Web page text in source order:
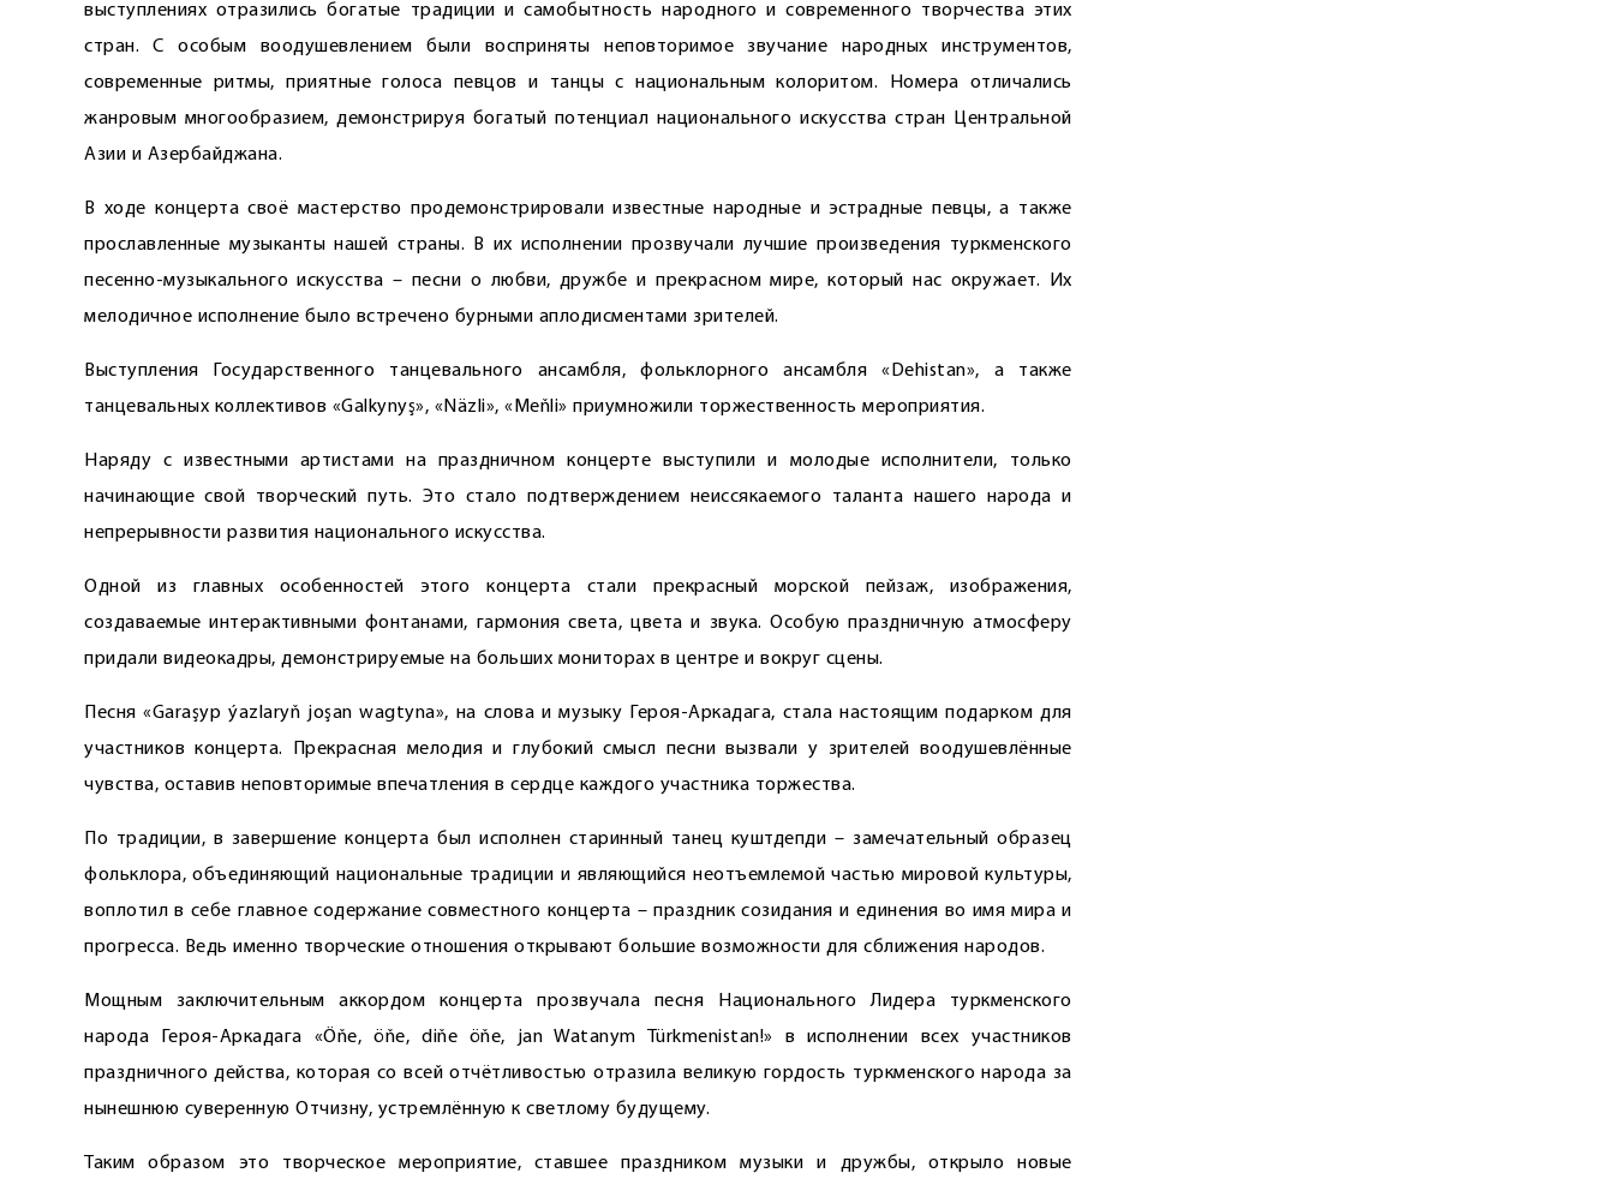
выступлениях отразились богатые традиции и самобытность народного и современного творчества этих
стран. С особым воодушевлением были восприняты неповторимое звучание народных инструментов,
современные ритмы, приятные голоса певцов и танцы с национальным колоритом. Номера отличались
жанровым многообразием, демонстрируя богатый потенциал национального искусства стран Центральной
Азии и Азербайджана.
В ходе концерта своё мастерство продемонстрировали известные народные и эстрадные певцы, а также
прославленные музыканты нашей страны. В их исполнении прозвучали лучшие произведения туркменского
песенно-музыкального искусства – песни о любви, дружбе и прекрасном мире, который нас окружает. Их
мелодичное исполнение было встречено бурными аплодисментами зрителей.
Выступления Государственного танцевального ансамбля, фольклорного ансамбля «Dehistan», а также
танцевальных коллективов «Galkynyş», «Näzli», «Meňli» приумножили торжественность мероприятия.
Наряду с известными артистами на праздничном концерте выступили и молодые исполнители, только
начинающие свой творческий путь. Это стало подтверждением неиссякаемого таланта нашего народа и
непрерывности развития национального искусства.
Одной из главных особенностей этого концерта стали прекрасный морской пейзаж, изображения,
создаваемые интерактивными фонтанами, гармония света, цвета и звука. Особую праздничную атмосферу
придали видеокадры, демонстрируемые на больших мониторах в центре и вокруг сцены.
Песня «Garaşyp ýazlaryň joşan wagtyna», на слова и музыку ­Героя-Аркадага, стала настоящим подарком для
участников концерта. Прекрасная мелодия и глубокий смысл песни вызвали у зрителей воодушевлённые
чувства, оставив неповторимые впечатления в сердце каждого участника торжества.
По традиции, в завершение концерта был исполнен старинный танец куштдепди – замечательный образец
фольклора, объединяющий национальные традиции и являющийся неотъемлемой частью мировой культуры,
воплотил в себе главное содержание совместного концерта – праздник созидания и единения во имя мира и
прогресса. Ведь именно творческие отношения открывают большие возможности для сближения народов.
Мощным заключительным аккордом концерта прозвучала песня Национального Лидера туркменского
народа Героя-­Аркадага «Öňe, öňe, diňe öňe, jan Watanym Türkmenistan!» в исполнении всех участников
праздничного действа, которая со всей отчётливостью отразила великую гордость туркменского народа за
нынешнюю суверенную Отчизну, устремлённую к светлому будущему.
Таким образом это творческое мероприятие, ставшее праздником музыки и дружбы, открыло новые